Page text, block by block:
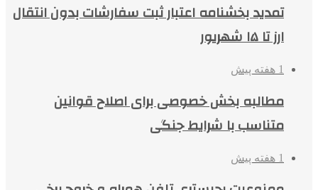
تمدید بخشنامه اعتبار ثبت سفارشات بدون انتقال
ارز تا ۱۵ شهریور
1 هفته پیش
مطالبه بخش خصوصی برای اصلاح قوانین
متناسب با شرایط جنگی
1 هفته پیش